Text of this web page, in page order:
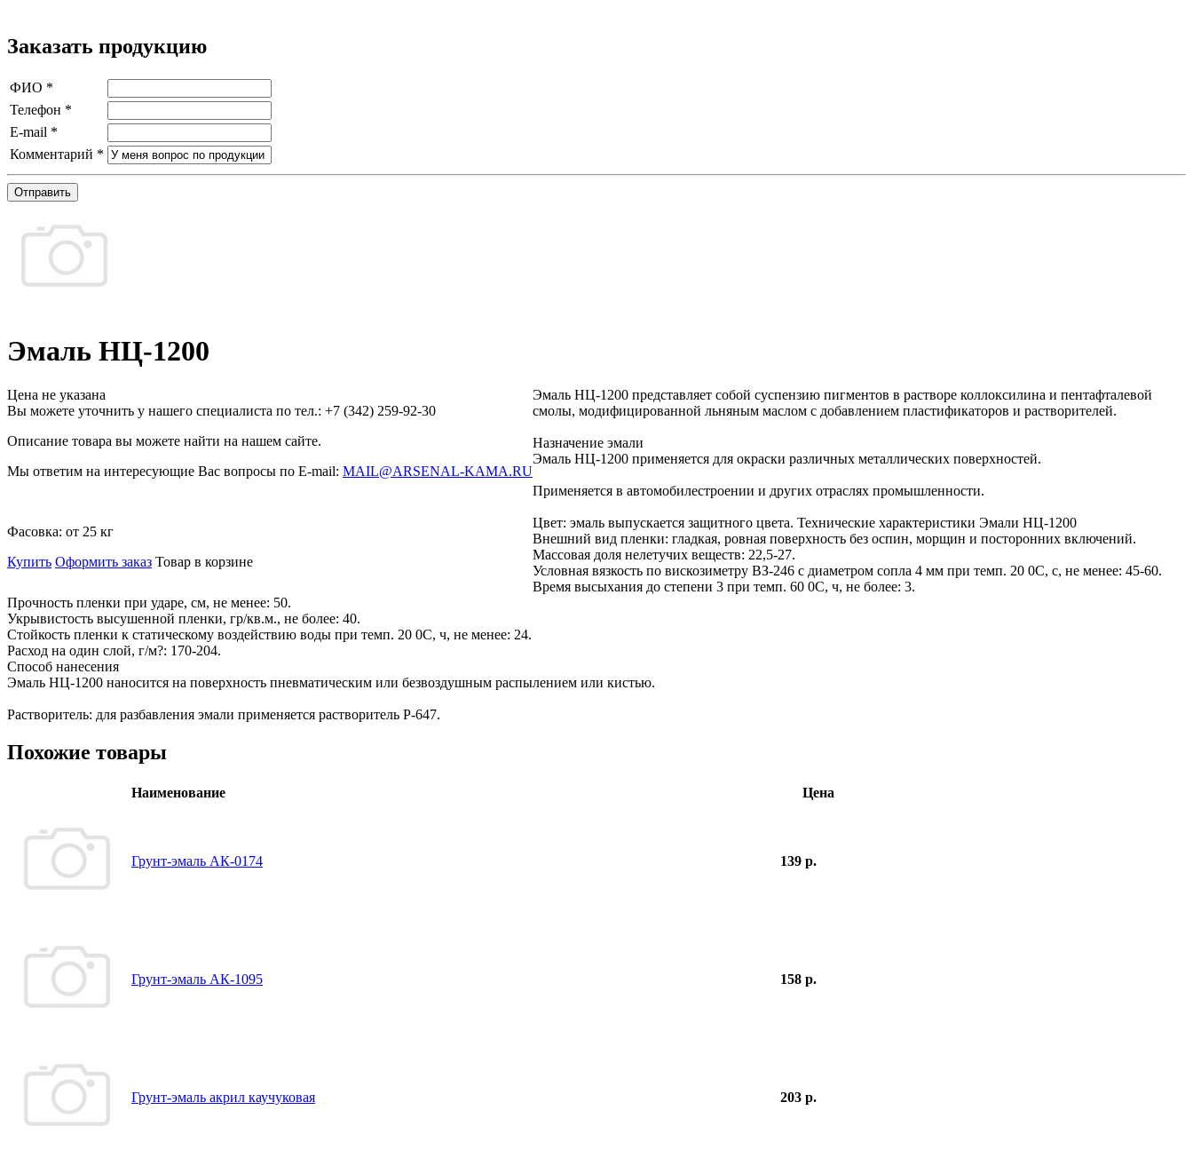
Заказать продукцию
ФИО *
Телефон *
E-mail *
Комментарий *
Отправить
Эмаль НЦ-1200
Цена не указана
Вы можете уточнить у нашего специалиста по тел.: +7 (342) 259-92-30
Описание товара вы можете найти на нашем сайте.
Мы ответим на интересующие Вас вопросы по E-mail: MAIL@ARSENAL-KAMA.RU
Фасовка: от 25 кг
Купить Оформить заказ Товар в корзине
Эмаль НЦ-1200 представляет собой суспензию пигментов в растворе коллоксилина и пентафталевой
смолы, модифицированной льняным маслом с добавлением пластификаторов и растворителей.
Назначение эмали
Эмаль НЦ-1200 применяется для окраски различных металлических поверхностей.
Применяется в автомобилестроении и других отраслях промышленности.
Цвет: эмаль выпускается защитного цвета. Технические характеристики Эмали НЦ-1200
Внешний вид пленки: гладкая, ровная поверхность без оспин, морщин и посторонних включений.
Массовая доля нелетучих веществ: 22,5-27.
Условная вязкость по вискозиметру ВЗ-246 с диаметром сопла 4 мм при темп. 20 0С, с, не менее: 45-60.
Время высыхания до степени 3 при темп. 60 0С, ч, не более: 3.
Прочность пленки при ударе, см, не менее: 50.
Укрывистость высушенной пленки, гр/кв.м., не более: 40.
Стойкость пленки к статическому воздействию воды при темп. 20 0С, ч, не менее: 24.
Расход на один слой, г/м?: 170-204.
Способ нанесения
Эмаль НЦ-1200 наносится на поверхность пневматическим или безвоздушным распылением или кистью.
Растворитель: для разбавления эмали применяется растворитель Р-647.
Похожие товары
Наименование Цена
Грунт-эмаль АК-0174 139 р.
Грунт-эмаль АК-1095 158 р.
Грунт-эмаль акрил каучуковая 203 р.